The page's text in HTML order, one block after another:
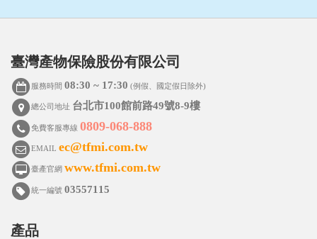
臺灣產物保險股份有限公司
服務時間08:30 ~ 17:30 (例假、國定假日除外)
總公司地址 台北市100館前路49號8-9樓
免費客服專線0809-068-888
EMAILec@tfmi.com.tw
臺產官網www.tfmi.com.tw
統一編號03557115
產品